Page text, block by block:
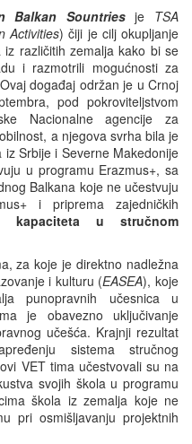
Balkan Sountriesje TSA
Activities) čiji je cilj okupljanje
različitih zemalja kako bi se
i razmotrili mogućnosti za
događaj održan je u Crnoj
pod pokroviteljstvom
Nacionalne agencije za
a njegova svrha bila je
Srbije i Severne Makedonije
u programu Erazmus+, sa
Balkana koje ne učestvuju
i priprema zajedničkih
kapaciteta u stručnom
za koje je direktno nadležna
i kulturu (EASEA), koje
punopravnih učesnica u
je obavezno uključivanje
učešća. Krajnji rezultat
sistema stručnog
VET tima učestvovali su na
svojih škola u programu
škola iz zemalja koje ne
pri osmišljavanju projektnih